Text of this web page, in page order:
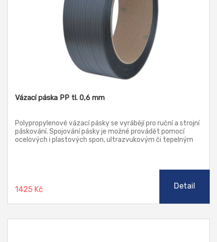
Vázací páska PP tl. 0,6 mm
Polypropylenové vázací pásky se vyrábějí pro ruční a strojní
páskování. Spojování pásky je možné provádět pomocí
ocelových i plastových spon, ultrazvukovým či tepelným
1425 Kč Detail